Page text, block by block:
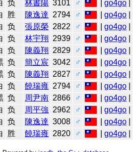
负 林書陽 3101 ♂ |go4go
胜 陳逸達 2794 ♂ |go4go
负 張原榮 2822 ♂ |go4go
负 林宇翔 2939 ♂ |go4go
负 陳義翔 2829 ♂ |go4go
负 簡立宸 3042 ♂ |go4go
负 陳義翔 2827 ♂ |go4go
负 饒瑞雍 2794 ♂ |go4go
负 周尹南 2866 ♂ |go4go
负 周平強 2962 ♂ |go4go
负 陳逸達 3008 ♂ |go4go
胜 饒瑞雍 2820 ♂ |go4go